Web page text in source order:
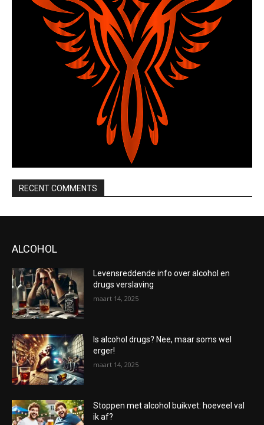
RECENT COMMENTS
ALCOHOL
Levensreddende info over alcohol en
drugs verslaving
maart 14, 2025
Is alcohol drugs? Nee, maar soms wel
erger!
maart 14, 2025
Stoppen met alcohol buikvet: hoeveel val
ik af?